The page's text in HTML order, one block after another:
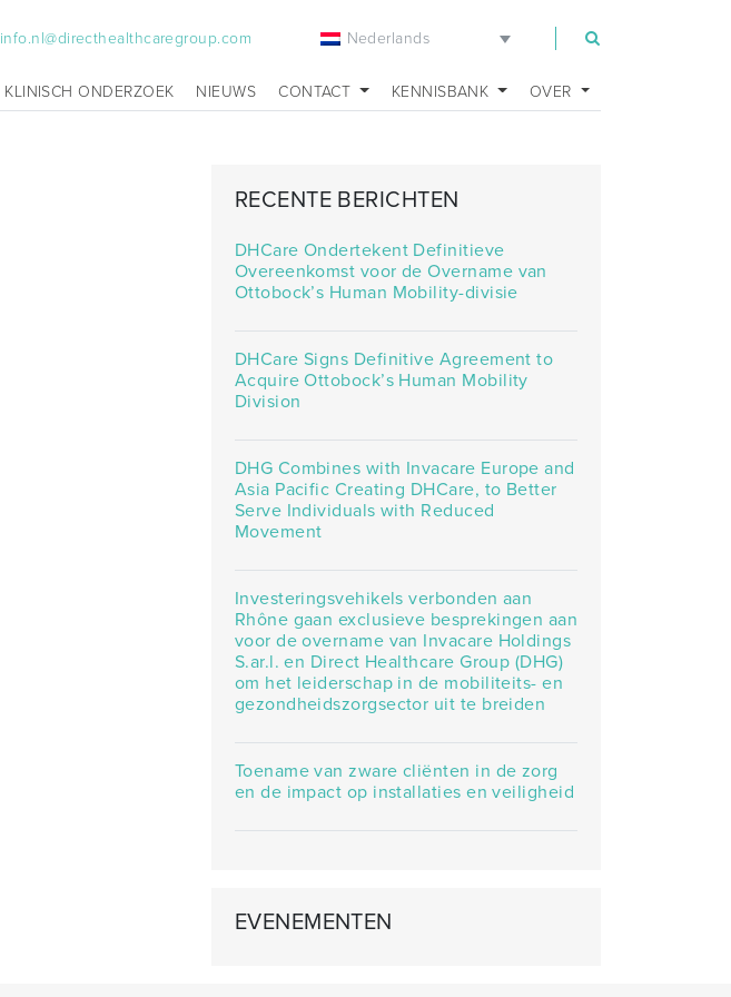
info.nl@directhealthcaregroup.com Nederlands
KLINISCH ONDERZOEK NIEUWS CONTACT KENNISBANK OVER
RECENTE BERICHTEN
DHCare Ondertekent Definitieve
Overeenkomst voor de Overname van
Ottobock’s Human Mobility-divisie
DHCare Signs Definitive Agreement to
Acquire Ottobock’s Human Mobility
Division
DHG Combines with Invacare Europe and
Asia Pacific Creating DHCare, to Better
Serve Individuals with Reduced
Movement
Investeringsvehikels verbonden aan
Rhône gaan exclusieve besprekingen aan
voor de overname van Invacare Holdings
S.ar.l. en Direct Healthcare Group (DHG)
om het leiderschap in de mobiliteits- en
gezondheidszorgsector uit te breiden
Toename van zware cliënten in de zorg
en de impact op installaties en veiligheid
EVENEMENTEN